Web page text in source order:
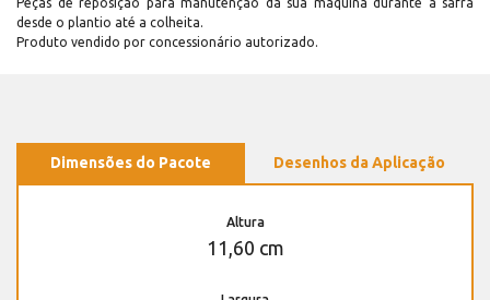
desde o plantio até a colheita.
Produto vendido por concessionário autorizado.
Dimensões do Pacote Desenhos da Aplicação
Altura
11,60 cm